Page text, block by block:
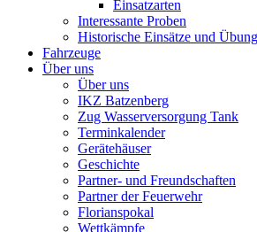
Einsatzarten
Interessante Proben
Historische Einsätze und
Fahrzeuge
Über uns
Über uns
IKZ Batzenberg
Zug Wasserversorgung Tank
Terminkalender
Gerätehäuser
Geschichte
Partner- und Freundschaften
Partner der Feuerwehr
Florianspokal
Wettkämpfe